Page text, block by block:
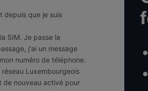
depuis que je suis
SIM. Je passe la
j'ai un message
numéro de téléphone.
Luxembourgeois
de nouveau activé pour